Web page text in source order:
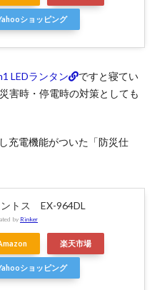
ショッピング
LEDランタン
ですと寝てい
害時・停電時の対策としても
充電機能がついた「防災仕
トス EX-964DL
by Rinker
楽天市場
ショッピング